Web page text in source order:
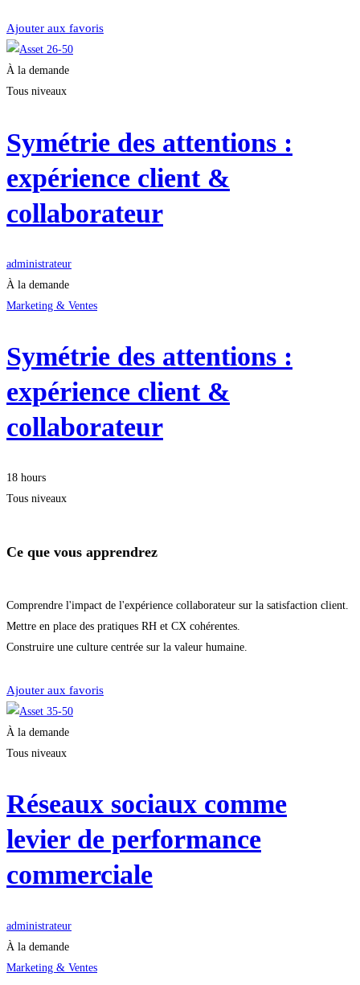
Ajouter aux favoris
À la demande
Tous niveaux
Symétrie des attentions :
expérience client &
collaborateur
administrateur
À la demande
Marketing & Ventes
Symétrie des attentions :
expérience client &
collaborateur
18 hours
Tous niveaux
Ce que vous apprendrez
Comprendre l'impact de l'expérience collaborateur sur la satisfaction client.
Mettre en place des pratiques RH et CX cohérentes.
Construire une culture centrée sur la valeur humaine.
Ajouter aux favoris
À la demande
Tous niveaux
Réseaux sociaux comme
levier de performance
commerciale
administrateur
À la demande
Marketing & Ventes